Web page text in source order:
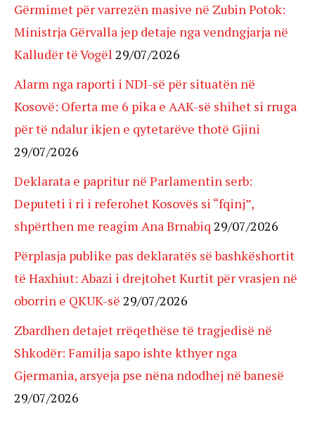
Gërmimet për varrezën masive në Zubin Potok:
Ministrja Gërvalla jep detaje nga vendngjarja në
Kalludër të Vogël 29/07/2026
Alarm nga raporti i NDI-së për situatën në
Kosovë: Oferta me 6 pika e AAK-së shihet si rruga
për të ndalur ikjen e qytetarëve thotë Gjini
29/07/2026
Deklarata e papritur në Parlamentin serb:
Deputeti i ri i referohet Kosovës si “fqinj”,
shpërthen me reagim Ana Brnabiq 29/07/2026
Përplasja publike pas deklaratës së bashkëshortit
të Haxhiut: Abazi i drejtohet Kurtit për vrasjen në
oborrin e QKUK-së 29/07/2026
Zbardhen detajet rrëqethëse të tragjedisë në
Shkodër: Familja sapo ishte kthyer nga
Gjermania, arsyeja pse nëna ndodhej në banesë
29/07/2026